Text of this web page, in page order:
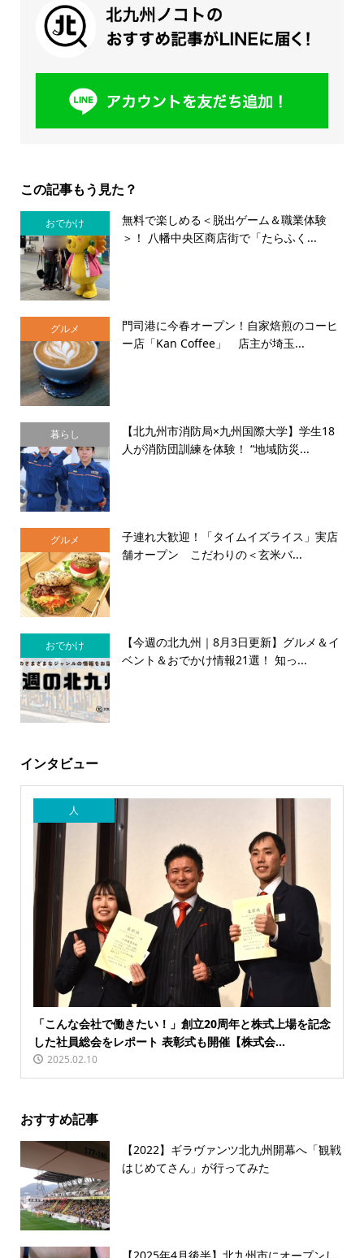
この記事もう見た？
おでかけ
無料で楽しめる＜脱出ゲーム＆職業体験
＞！ 八幡中央区商店街で「たらふく...
グルメ
門司港に今春オープン！自家焙煎のコーヒ
ー店「Kan Coffee」 店主が埼玉...
暮らし
【北九州市消防局×九州国際大学】学生18
人が消防団訓練を体験！ “地域防災...
グルメ
子連れ大歓迎！「タイムイズライス」実店
舗オープン こだわりの＜玄米バ...
おでかけ
【今週の北九州｜8月3日更新】グルメ＆イ
ベント＆おでかけ情報21選！ 知っ...
インタビュー
人
「こんな会社で働きたい！」創立20周年と株式上場を記念
した社員総会をレポート 表彰式も開催【株式会...
2025.02.10
おすすめ記事
【2022】ギラヴァンツ北九州開幕へ「観戦
はじめてさん」が行ってみた